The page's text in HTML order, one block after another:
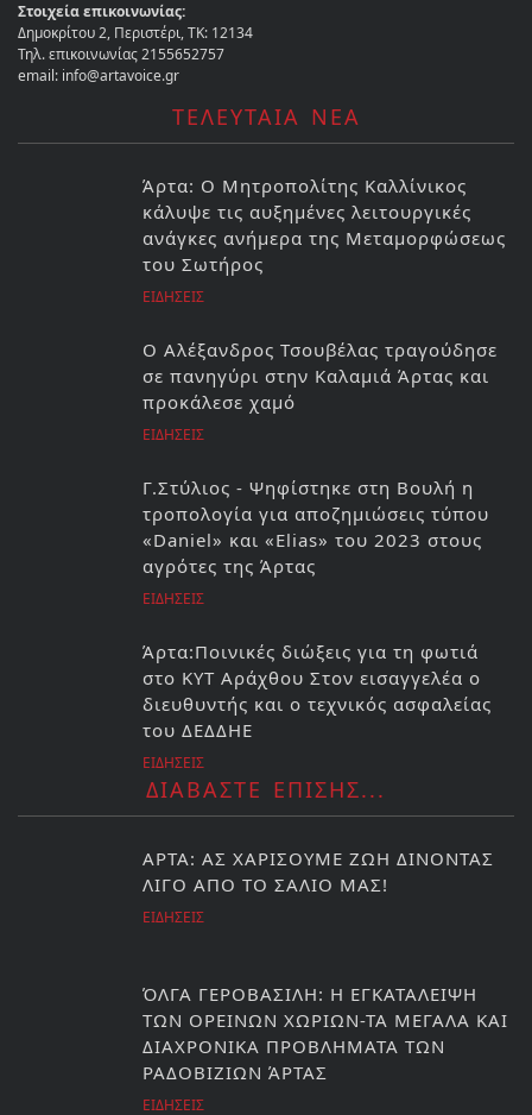
Στοιχεία επικοινωνίας:
Δημοκρίτου 2, Περιστέρι, ΤΚ: 12134
Τηλ. επικοινωνίας 2155652757
email: info@artavoice.gr
ΤΕΛΕΥΤΑΙΑ ΝΕΑ
Άρτα: Ο Μητροπολίτης Καλλίνικος
κάλυψε τις αυξημένες λειτουργικές
ανάγκες ανήμερα της Μεταμορφώσεως
του Σωτήρος
ΕΙΔΗΣΕΙΣ
Ο Αλέξανδρος Τσουβέλας τραγούδησε
σε πανηγύρι στην Καλαμιά Άρτας και
προκάλεσε χαμό
ΕΙΔΗΣΕΙΣ
Γ.Στύλιος - Ψηφίστηκε στη Βουλή η
τροπολογία για αποζημιώσεις τύπου
«Daniel» και «Elias» του 2023 στους
αγρότες της Άρτας
ΕΙΔΗΣΕΙΣ
Άρτα:Ποινικές διώξεις για τη φωτιά
στο ΚΥΤ Αράχθου Στον εισαγγελέα ο
διευθυντής και ο τεχνικός ασφαλείας
του ΔΕΔΔΗΕ
ΕΙΔΗΣΕΙΣ
ΔΙΑΒΑΣΤΕ ΕΠΙΣΗΣ...
ΑΡΤΑ: ΑΣ ΧΑΡΙΣΟΥΜΕ ΖΩΗ ΔΙΝΟΝΤΑΣ
ΛΙΓΟ ΑΠΟ ΤΟ ΣΑΛΙΟ ΜΑΣ!
ΕΙΔΗΣΕΙΣ
ΌΛΓΑ ΓΕΡΟΒΑΣΙΛΗ: Η ΕΓΚΑΤΑΛΕΙΨΗ
ΤΩΝ ΟΡΕΙΝΩΝ ΧΩΡΙΩΝ-ΤΑ ΜΕΓΑΛΑ ΚΑΙ
ΔΙΑΧΡΟΝΙΚΑ ΠΡΟΒΛΗΜΑΤΑ ΤΩΝ
ΡΑΔΟΒΙΖΙΩΝ ΆΡΤΑΣ
ΕΙΔΗΣΕΙΣ